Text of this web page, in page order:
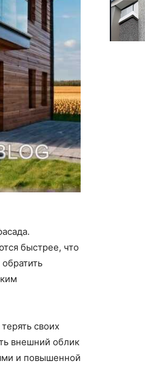
быстрее, что
своих
внешний облик
и повышенной